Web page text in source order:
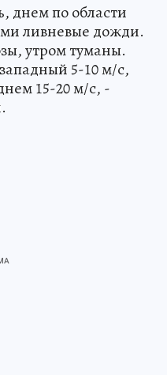
днем по области
ливневые дожди.
утром туманы.
5-10 м/с,
15-20 м/с, -